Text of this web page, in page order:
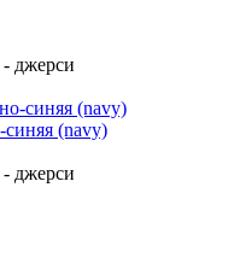
джерси
(navy)
джерси